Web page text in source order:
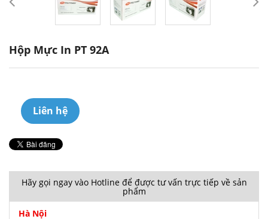
Hộp Mực In PT 92A
Liên hệ
Hãy gọi ngay vào Hotline để được tư vấn trực tiếp về sản
phẩm
Hà Nội